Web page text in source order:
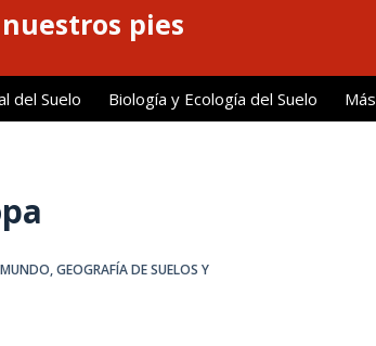
pies
del Suelo Biología y Ecología del Suelo Más
,GEOGRAFÍA DE SUELOS Y